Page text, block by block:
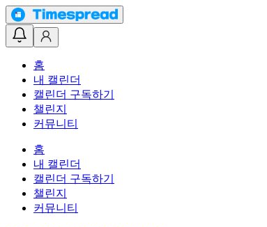
홈
내 캘린더
캘린더 구독하기
챌린지
커뮤니티
홈
내 캘린더
캘린더 구독하기
챌린지
커뮤니티